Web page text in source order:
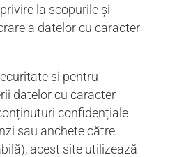
la scopurile și
a datelor cu caracter
și pentru
datelor cu caracter
confidențiale
sau anchete către
acest site utilizează